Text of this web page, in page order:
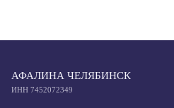
АФАЛИНА ЧЕЛЯБИНСК
ИНН 7452072349